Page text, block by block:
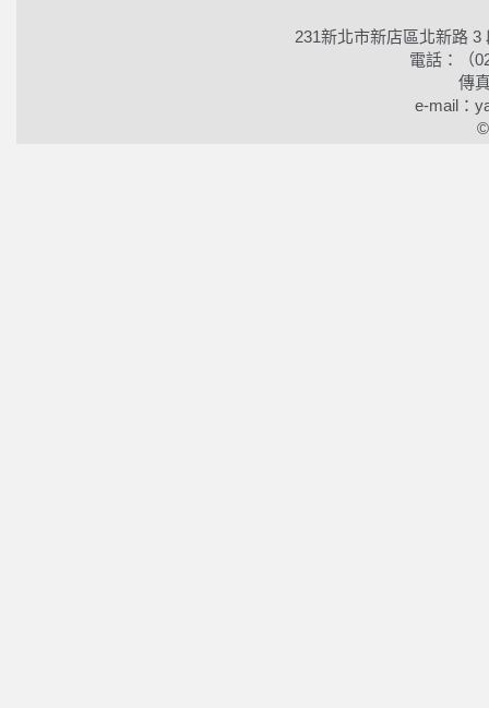
231新北市新店區北新路
電話：（
傳
e-mail：